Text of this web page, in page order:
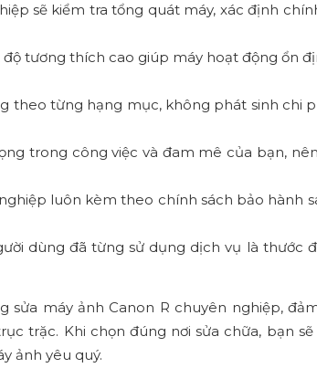
sẽ kiểm tra tổng quát máy, xác định
tương thích cao giúp máy hoạt động ổn
theo từng hạng mục, không phát sinh chi
trong công việc và đam mê của bạn,
luôn kèm theo chính sách bảo hành
dùng đã từng sử dụng dịch vụ là thước
máy ảnh Canon R chuyên nghiệp,
trặc. Khi chọn đúng nơi sửa chữa, bạn
ảnh yêu quý.